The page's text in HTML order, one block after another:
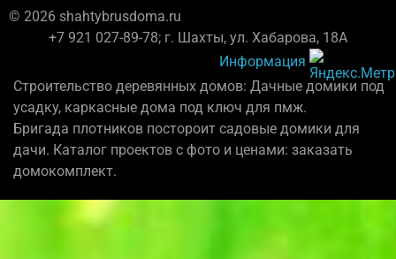
© 2026 shahtybrusdoma.ru
+7 921 027-89-78; г. Шахты, ул. Хабарова, 18А
Информация
Строительство деревянных домов: Дачные домики под
усадку, каркасные дома под ключ для пмж.
Бригада плотников постороит садовые домики для
дачи. Каталог проектов с фото и ценами: заказать
домокомплект.